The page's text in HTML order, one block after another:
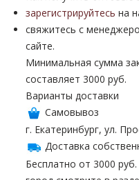
зарегистрируйтесь на
свяжитесь с
сайте.
Минимальная сумма
составляет 3000 руб.
Варианты доставки
Самовывоз
г. Екатеринбург, ул.
Доставка
Бесплатно от 3000